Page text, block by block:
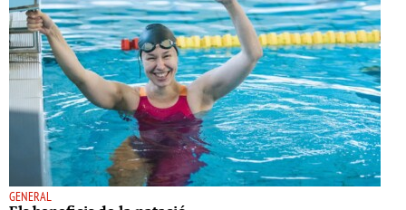
GENERAL